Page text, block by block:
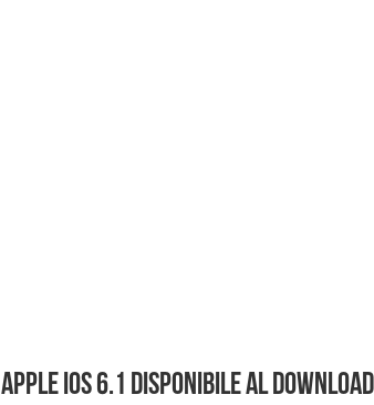
Apple iOS 6.1 disponibile al